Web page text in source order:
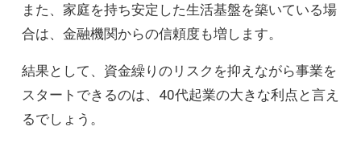
また、家庭を持ち安定した生活基盤を築いている場
合は、金融機関からの信頼度も増します。
結果として、資金繰りのリスクを抑えながら事業を
スタートできるのは、40代起業の大きな利点と言え
るでしょう。